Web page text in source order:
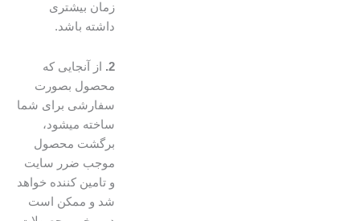
زمان بیشتری
داشته باشد.
از آنجایی که
محصول بصورت
سفارشی برای شما
ساخته میشود،
برگشت محصول
موجب ضرر سایت
و تامین کننده خواهد
شد و ممکن است